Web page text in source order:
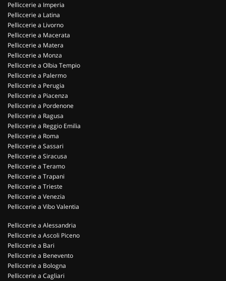
Pelliccerie a Imperia
Pelliccerie a Latina
Pelliccerie a Livorno
Pelliccerie a Macerata
Pelliccerie a Matera
Pelliccerie a Monza
Pelliccerie a Olbia Tempio
Pelliccerie a Palermo
Pelliccerie a Perugia
Pelliccerie a Piacenza
Pelliccerie a Pordenone
Pelliccerie a Ragusa
Pelliccerie a Reggio Emilia
Pelliccerie a Roma
Pelliccerie a Sassari
Pelliccerie a Siracusa
Pelliccerie a Teramo
Pelliccerie a Trapani
Pelliccerie a Trieste
Pelliccerie a Venezia
Pelliccerie a Vibo Valentia
Pelliccerie a Alessandria
Pelliccerie a Ascoli Piceno
Pelliccerie a Bari
Pelliccerie a Benevento
Pelliccerie a Bologna
Pelliccerie a Cagliari